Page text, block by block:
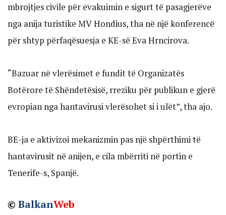
mbrojtjes civile për evakuimin e sigurt të pasagjerëve
nga anija turistike MV Hondius, tha në një konferencë
për shtyp përfaqësuesja e KE-së Eva Hrncirova.
“Bazuar në vlerësimet e fundit të Organizatës
Botërore të Shëndetësisë, rreziku për publikun e gjerë
evropian nga hantavirusi vlerësohet si i ulët”, tha ajo.
BE-ja e aktivizoi mekanizmin pas një shpërthimi të
hantavirusit në anijen, e cila mbërriti në portin e
Tenerife-s, Spanjë.
© BalkanWeb